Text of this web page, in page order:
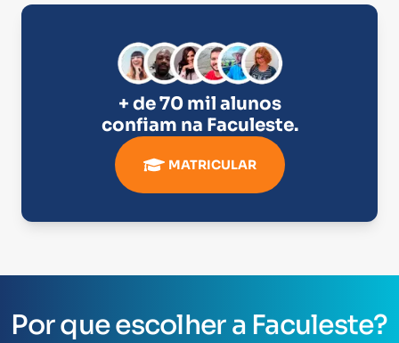
+ de 70 mil alunos
confiam na Faculeste.
MATRICULAR
Por que escolher a Faculeste?